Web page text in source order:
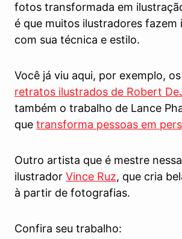
fotos transformada em
é que muitos ilustradores fazem
com sua técnica e estilo.
Você já viu aqui, por exemplo, os
retratos ilustrados de Robert
também o trabalho de Lance
que transforma pessoas em
Outro artista que é mestre
ilustrador Vince Ruz, que cria
à partir de fotografias.
Confira seu trabalho: